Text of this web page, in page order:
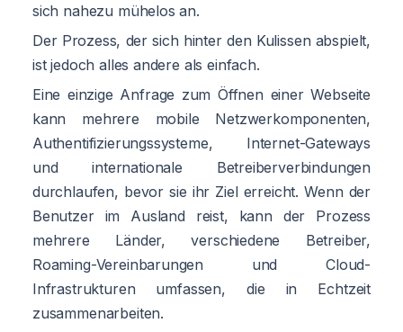
sich nahezu mühelos an.
Der Prozess, der sich hinter den Kulissen abspielt,
ist jedoch alles andere als einfach.
Eine einzige Anfrage zum Öffnen einer Webseite
kann mehrere mobile Netzwerkomponenten,
Authentifizierungssysteme, Internet-Gateways
und internationale Betreiberverbindungen
durchlaufen, bevor sie ihr Ziel erreicht. Wenn der
Benutzer im Ausland reist, kann der Prozess
mehrere Länder, verschiedene Betreiber,
Roaming-Vereinbarungen und Cloud-
Infrastrukturen umfassen, die in Echtzeit
zusammenarbeiten.